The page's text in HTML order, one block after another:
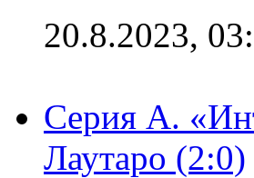
20.8.2023,
Серия А.
Лаутаро (2:0)